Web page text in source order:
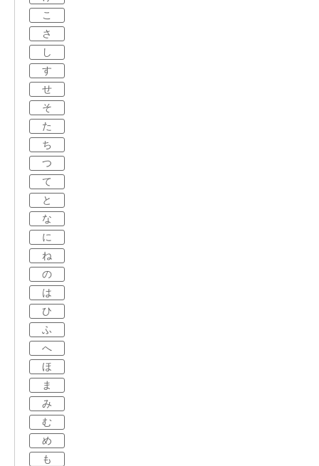
こ
さ
し
す
せ
そ
た
ち
つ
て
と
な
に
ね
の
は
ひ
ふ
へ
ほ
ま
み
む
め
も